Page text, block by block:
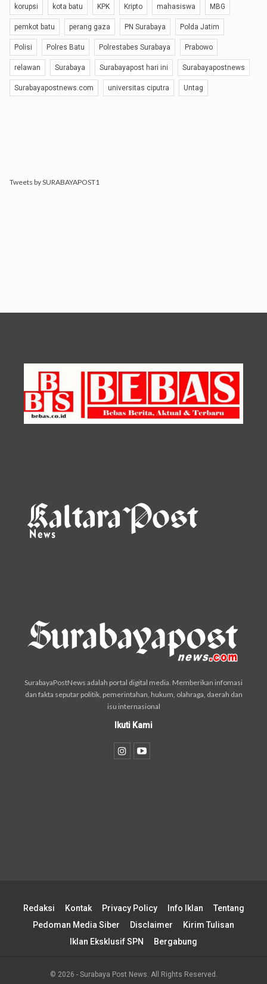
korupsi kota batu KPK Kripto mahasiswa MBG
pemkot batu perang gaza PN Surabaya Polda Jatim
Polisi Polres Batu Polrestabes Surabaya Prabowo
relawan Surabaya Surabayapost hari ini Surabayapostnews
Surabayapostnews.com universitas ciputra Untag
Tweets by SURABAYAPOST1
SurabayaPostNews adalah portal digital media. Memberikan infomasi
dan fakta seputar politik, pemerintahan, hukum, olahraga, daerah dan
isu internasional
Ikuti Kami
Redaksi Kontak Privacy Policy Info Iklan
Tentang
Pedoman Media Siber
Disclaimer
Kirim Tulisan
Iklan Eksklusif SPN
Bergabung
© 2026 - Surabaya Post News. All Rights Reserved.